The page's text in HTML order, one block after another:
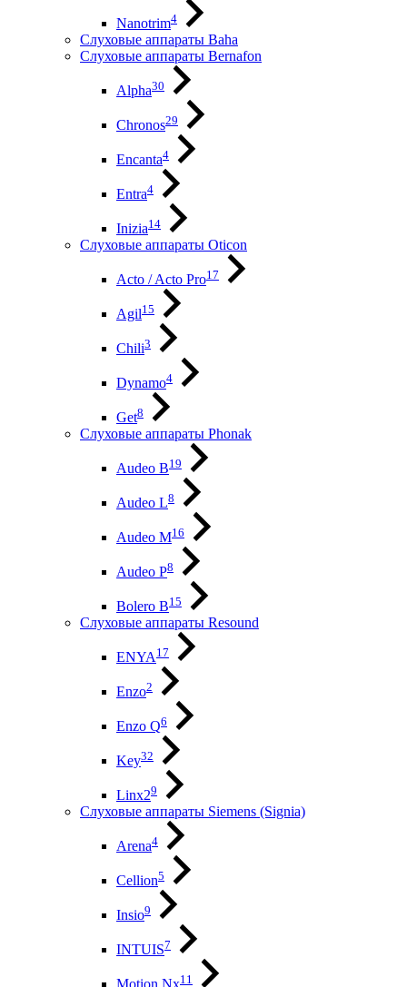
Nanotrim4
Слуховые аппараты Baha
Слуховые аппараты Bernafon
Alpha30
Chronos29
Encanta4
Entra4
Inizia14
Слуховые аппараты Oticon
Acto / Acto Pro17
Agil15
Chili3
Dynamo4
Get8
Слуховые аппараты Phonak
Audeo B19
Audeo L8
Audeo М16
Audeo P8
Bolero B15
Слуховые аппараты Resound
ENYA 17
Enzo2
Enzo Q6
Key32
Linx29
Слуховые аппараты Siemens (Signia)
Arena4
Cellion5
Insio9
INTUIS7
11